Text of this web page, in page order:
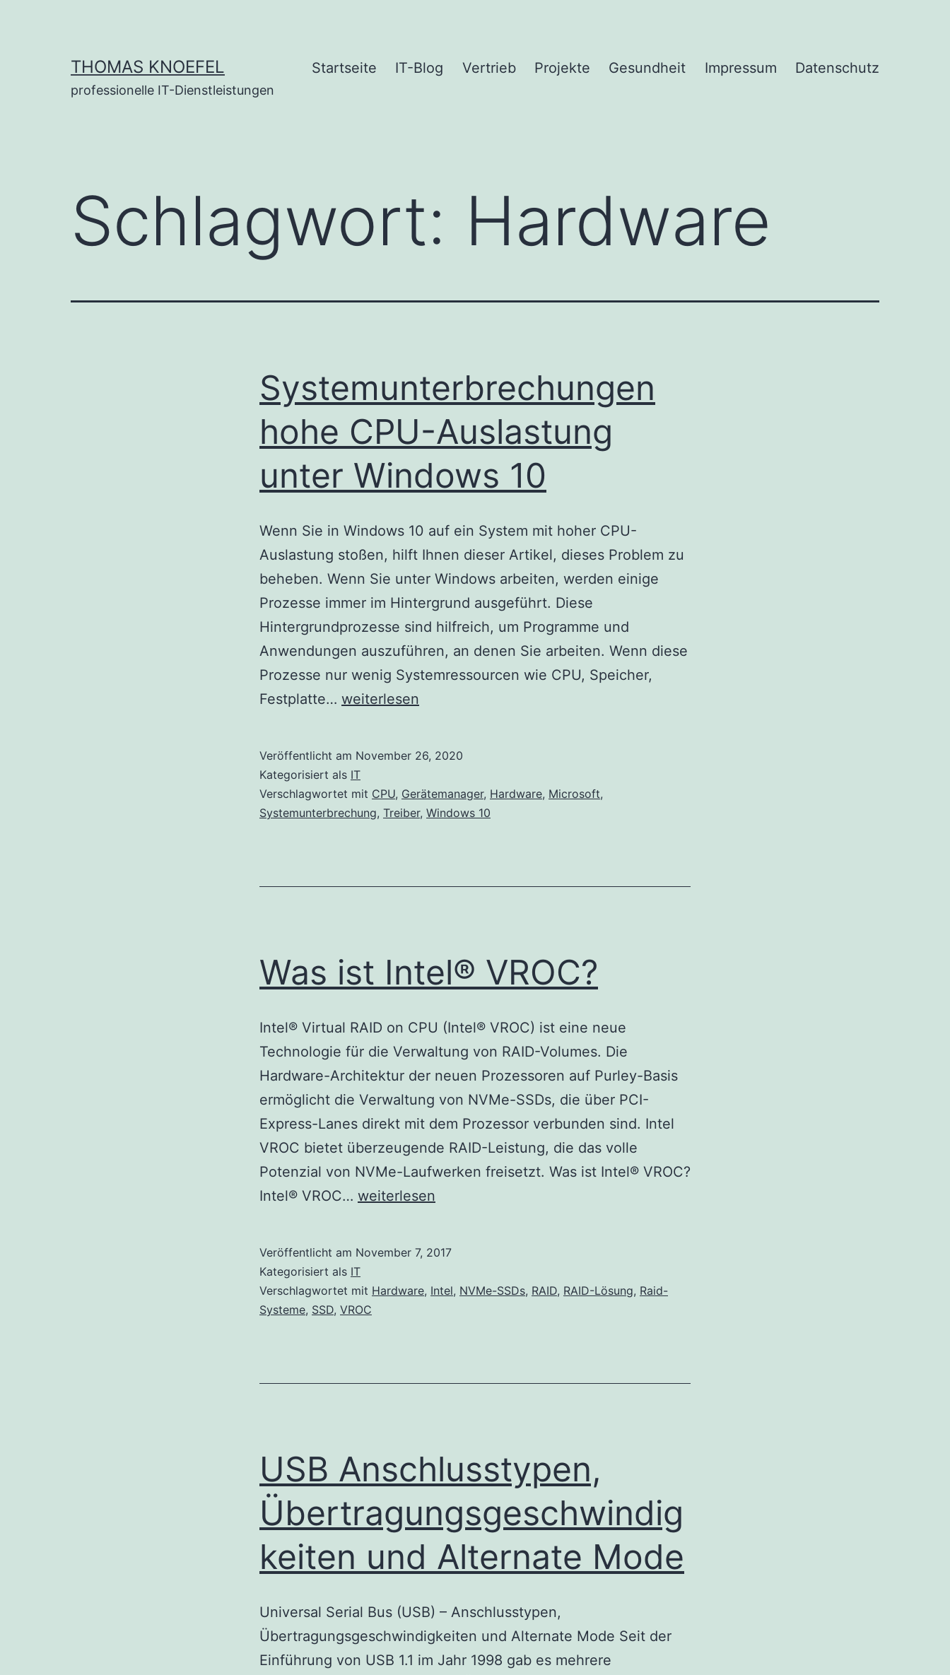
THOMAS KNOEFEL
professionelle IT-Dienstleistungen
Startseite IT-Blog Vertrieb Projekte Gesundheit Impressum Datenschutz
Schlagwort: Hardware
Systemunterbrechungen
hohe CPU-Auslastung
unter Windows 10
Wenn Sie in Windows 10 auf ein System mit hoher CPU-
Auslastung stoßen, hilft Ihnen dieser Artikel, dieses Problem zu
beheben. Wenn Sie unter Windows arbeiten, werden einige
Prozesse immer im Hintergrund ausgeführt. Diese
Hintergrundprozesse sind hilfreich, um Programme und
Anwendungen auszuführen, an denen Sie arbeiten. Wenn diese
Prozesse nur wenig Systemressourcen wie CPU, Speicher,
Festplatte… Systemunterbrechungen
Auslastung
unter
Windows
weiterlesen
Veröffentlicht am November 26, 2020
Kategorisiert als IT
Verschlagwortet mit CPU, Gerätemanager, Hardware, Microsoft,
Systemunterbrechung, Treiber, Windows 10
Was ist Intel® VROC?
Intel® Virtual RAID on CPU (Intel® VROC) ist eine neue
Technologie für die Verwaltung von RAID-Volumes. Die
Hardware-Architektur der neuen Prozessoren auf Purley-Basis
ermöglicht die Verwaltung von NVMe-SSDs, die über PCI-
Express-Lanes direkt mit dem Prozessor verbunden sind. Intel
VROC bietet überzeugende RAID-Leistung, die das volle
Potenzial von NVMe-Laufwerken freisetzt. Was ist Intel® VROC?
Intel® VROC… Was
VROC?
weiterlesen
Veröffentlicht am November 7, 2017
Kategorisiert als IT
Verschlagwortet mit Hardware, Intel, NVMe-SSDs, RAID, RAID-Lösung, Raid-
Systeme, SSD, VROC
USB Anschlusstypen,
Übertragungsgeschwindig
keiten und Alternate Mode
Universal Serial Bus (USB) – Anschlusstypen,
Übertragungsgeschwindigkeiten und Alternate Mode Seit der
Einführung von USB 1.1 im Jahr 1998 gab es mehrere